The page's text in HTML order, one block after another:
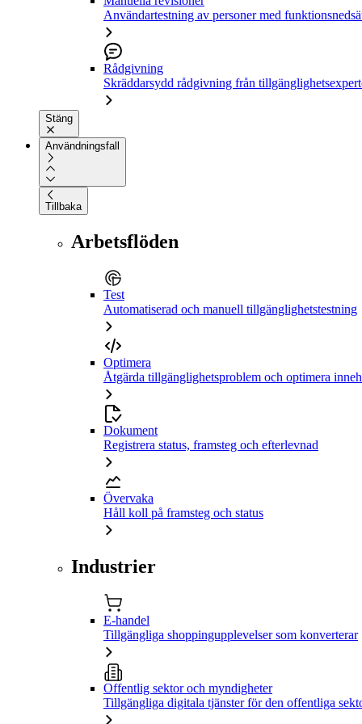
Användartestning av personer med
Rådgivning
Skräddarsydd rådgivning från
Stäng
Användningsfall
Tillbaka
Arbetsflöden
Test
Automatiserad och manuell tillgänglighetstestning
Optimera
Åtgärda tillgänglighetsproblem och optimera
Dokument
Registrera status, framsteg och efterlevnad
Övervaka
Håll koll på framsteg och status
Industrier
E-handel
Tillgängliga shoppingupplevelser som konverterar
Offentlig sektor och myndigheter
Tillgängliga digitala tjänster för den offentliga